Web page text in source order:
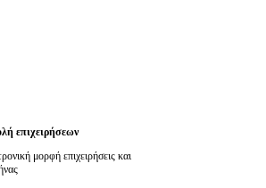
επιχειρήσεων
μορφή επιχειρήσεις και